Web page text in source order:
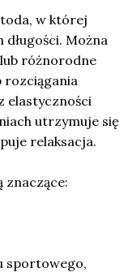
w której
długości. Można
różnorodne
rozciągania
elastyczności
utrzymuje się
relaksacja.
znaczące:
sportowego,